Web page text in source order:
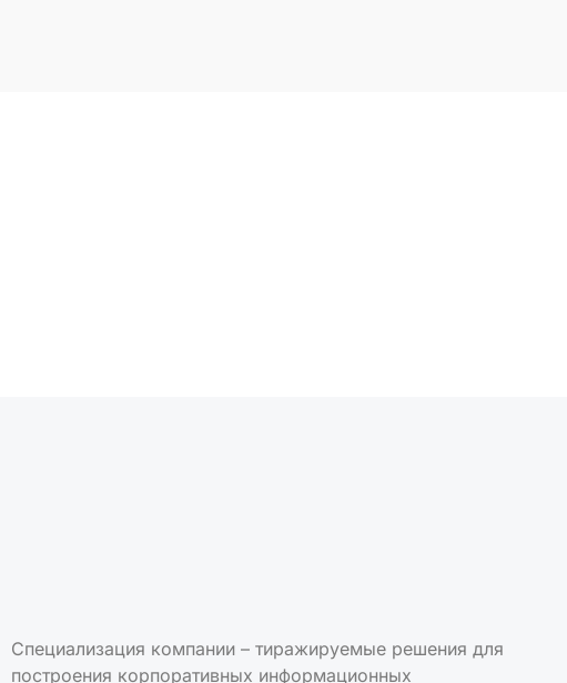
Специализация компании – тиражируемые решения для
построения корпоративных информационных